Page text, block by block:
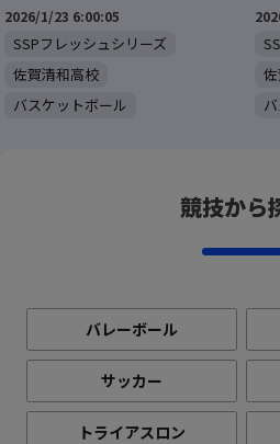
2026/1/23 6:00:05
SSPフレッシュシリーズ
佐賀清和高校
バスケットボール
競技から
バレーボール
サッカー
トライアスロン